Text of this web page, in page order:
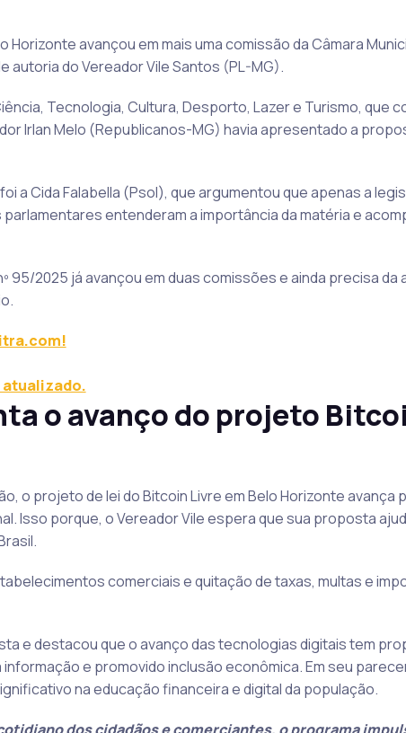
Horizonte avançou em mais uma comissão da Câmara
do Vereador Vile Santos (PL-MG).
Tecnologia, Cultura, Desporto, Lazer e Turismo, que
Irlan Melo (Republicanos-MG) havia apresentado a
a Cida Falabella (Psol), que argumentou que apenas a
entenderam a importância da matéria e
95/2025 já avançou em duas comissões e ainda precisa da
atualizado.
o avanço do projeto
o projeto de lei do Bitcoin Livre em Belo Horizonte avança
Isso porque, o Vereador Vile espera que sua proposta
comerciais e quitação de taxas, multas e
e destacou que o avanço das tecnologias digitais tem
e promovido inclusão econômica. Em seu
na educação financeira e digital da população.